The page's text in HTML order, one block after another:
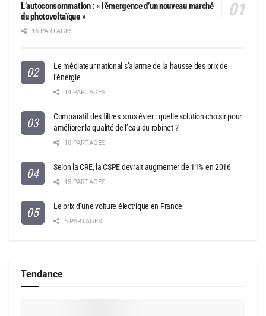
L’autoconsommation : « l’émergence d’un nouveau marché
du photovoltaïque »
16 PARTAGES
Le médiateur national s’alarme de la hausse des prix de
l’énergie
14 PARTAGES
Comparatif des filtres sous évier : quelle solution choisir pour
améliorer la qualité de l’eau du robinet ?
10 PARTAGES
Selon la CRE, la CSPE devrait augmenter de 11% en 2016
15 PARTAGES
Le prix d’une voiture électrique en France
5 PARTAGES
Tendance